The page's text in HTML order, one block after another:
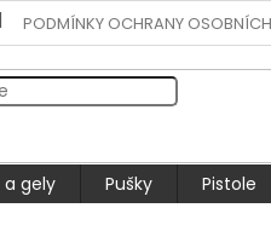
PODMÍNKY OCHRANY
a gely Pušky Pistole